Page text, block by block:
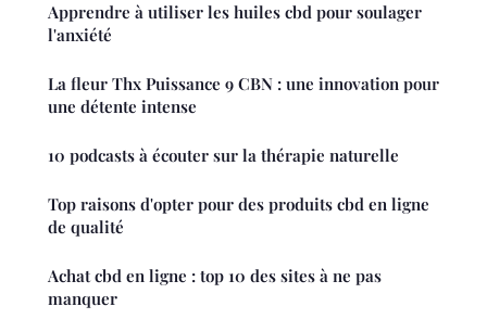
Apprendre à utiliser les huiles cbd pour soulager
l'anxiété
La fleur Thx Puissance 9 CBN : une innovation pour
une détente intense
10 podcasts à écouter sur la thérapie naturelle
Top raisons d'opter pour des produits cbd en ligne
de qualité
Achat cbd en ligne : top 10 des sites à ne pas
manquer